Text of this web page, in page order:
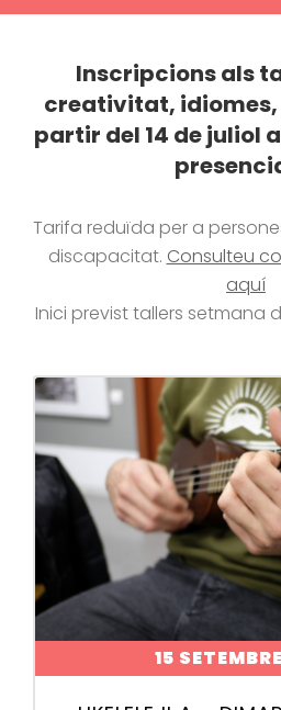
Inscripcions als
creativitat,
partir del 14 de juliol
Tarifa reduïda per a
discapacitat. Consulteu
aquí
Inici previst tallers setmana
15